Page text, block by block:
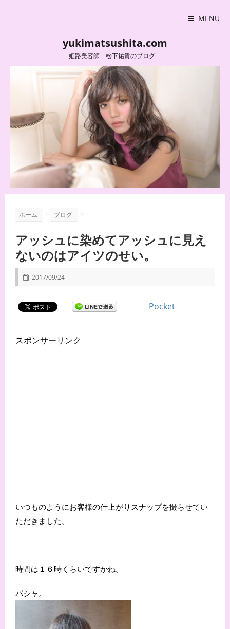
MENU
yukimatsushita.com
姫路美容師 松下祐貴のブログ
ホーム > ブログ >
アッシュに染めてアッシュに見え
ないのはアイツのせい。
2017/09/24
Pocket
スポンサーリンク
いつものようにお客様の仕上がりスナップを撮らせてい
ただきました。
時間は１６時くらいですかね。
パシャ。